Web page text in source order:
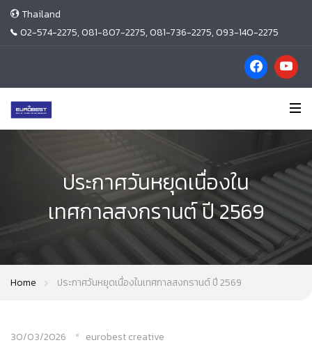
Thailand
02-574-2275, 081-807-2275, 081-736-2275, 093-140-2275
ประกาศวันหยุดเนื่องใน
เทศกาลสงกรานต์ ปี 2569
Home ประกาศวันหยุดเนื่องในเทศกาลสงกรานต์ ปี 2569
30/03/2026 eurobest creative